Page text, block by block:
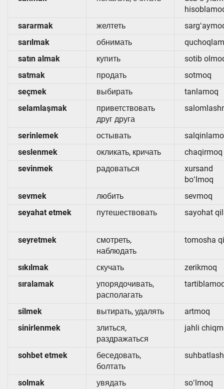
sararmak
желтеть
sarılmak
обнимать
satın almak
купить
sotib
satmak
продать
sotmoq
seçmek
выбирать
tanlamoq
selamlaşmak
приветствовать
друг друга
serinlemek остывать
seslenmek
окликать, кричать
chaqirmoq
sevinmek
радоваться
xursand
boʻlmoq
sevmek
любить
sevmoq
seyahat etmek
путешествовать sayohat
seyretmek
смотреть,
наблюдать
tomosha
sıkılmak скучать
zerikmoq
sıralamak
упорядочивать,
располагать
silmek вытирать, удалять
artmoq
sinirlenmek
злиться,
раздражаться
jahli
sohbet etmek
беседовать,
болтать
solmak увядать
soʻlmoq